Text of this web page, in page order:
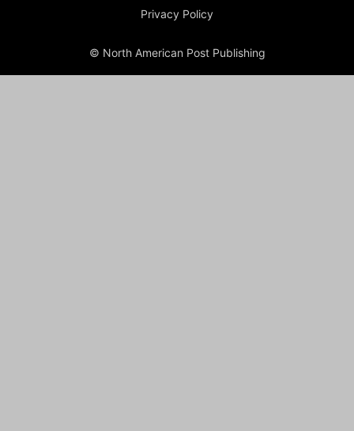
Privacy Policy
© North American Post Publishing